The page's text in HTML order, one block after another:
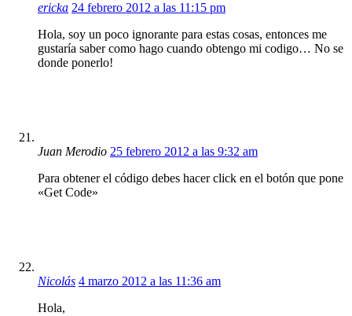
ericka 24 febrero 2012 a las 11:15 pm
Hola, soy un poco ignorante para estas cosas, entonces me
gustaría saber como hago cuando obtengo mi codigo… No se
donde ponerlo!
Juan Merodio 25 febrero 2012 a las 9:32 am
Para obtener el código debes hacer click en el botón que pone
«Get Code»
Nicolás 4 marzo 2012 a las 11:36 am
Hola,